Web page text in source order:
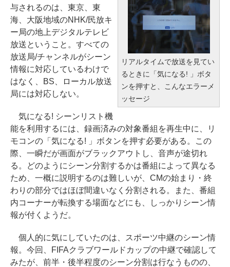
リアルタイムで放送を見てい
るときに「気になる! 」ボタ
ンを押すと、こんなエラーメ
ッセージ
与されるのは、東京、東
海、大阪地域のNHK/民放キ
ー局の地上デジタルテレビ
放送ということ。すべての
放送局/チャンネルがシーン
情報に対応しているわけで
はなく、BS、ローカル放送
局には対応しない。
気になる! シーンリスト機
能を利用するには、録画済みの対象番組を再生中に、リ
モコンの「気になる! 」ボタンを押す必要がある。この
際、一瞬だが画面がブラックアウトし、音声が途切れ
る。どのようにシーン分割するかは番組によって異なる
ため、一概に説明するのは難しいが、CMの始まり・終
わりの部分ではほぼ間違いなく分割される。また、番組
内コーナーが転換する場面などにも、しっかりシーン情
報が付くようだ。
個人的に気にしていたのは、スポーツ中継のシーン情
報。今回、FIFAクラブワールドカップの中継で確認して
みたが、前半・後半程度のシーン分割は行なうものの、